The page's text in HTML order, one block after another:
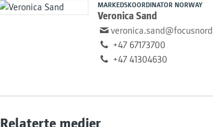
MARKEDSKOORDINATOR NORWAY
Veronica Sand
+47 67173700
+47 41304630